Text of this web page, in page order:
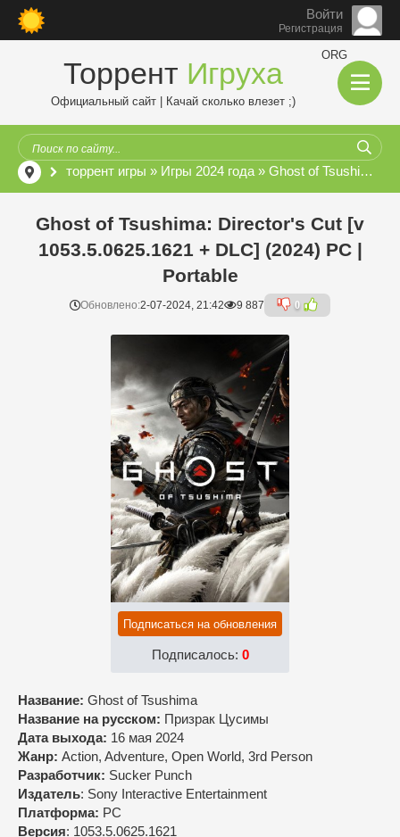
Войти
Регистрация
Торрент Игруха
ORG
Официальный сайт | Качай сколько влезет ;)
торрент игры » Игры 2024 года » Ghost of Tsushima: Director's Cut [v 1053.5.0625.1621 + DLC] (2024) PC | Portable
Ghost of Tsushima: Director's Cut [v
1053.5.0625.1621 + DLC] (2024) PC |
Portable
Обновлено:2-07-2024, 21:42 9 887 0
Подписаться на обновления
Подписалось: 0
Название: Ghost of Tsushima
Название на русском: Призрак Цусимы
Дата выхода: 16 мая 2024
Жанр: Action, Adventure, Open World, 3rd Person
Разработчик: Sucker Punch
Издатель: Sony Interactive Entertainment
Платформа: PC
Версия: 1053.5.0625.1621